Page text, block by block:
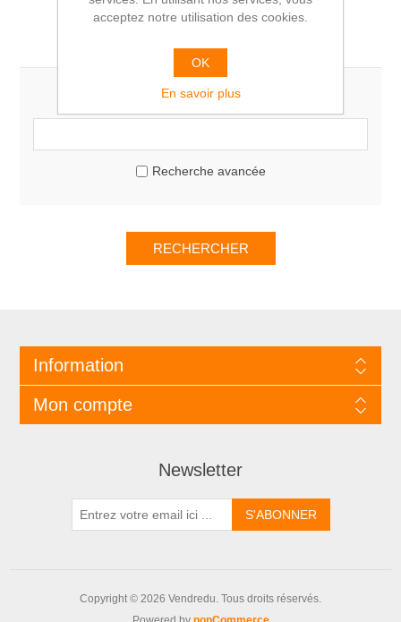
Rechercher
Mot-clé recherché:
Recherche avancée
Information
Mon compte
Newsletter
Copyright © 2026 Vendredu. Tous droits réservés.
acceptez notre utilisation des cookies.
OK
En savoir plus